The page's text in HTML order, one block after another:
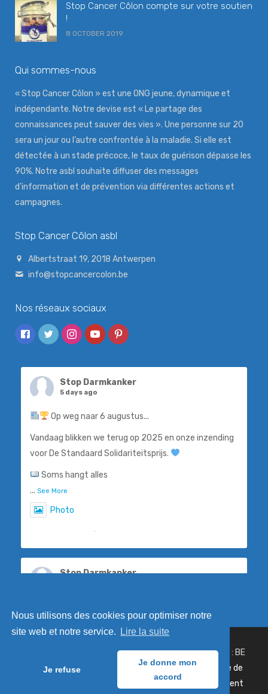
Nous utilisons des cookies pour optimiser notre
site web et notre service.
Lire la suite
Je refuse
Je donne mon
accord
Stop Cancer Côlon compte sur votre soutien
!
8 OCTOBER 2019
Qui sommes-nous
« Stop Cancer Côlon » est une ONG jeune, dynamique et
indépendante. Notre devise est « Le partage des
connaissances peut sauver des vies ». Une personne sur 20
sera un jour ou l’autre confrontée à la maladie. Si elle est
détectée à un stade précoce, le taux de guérison dépasse les
90%. Notre asbl souhaite diffuser des messages
d’information et de prévention via différentes actions et
campagnes.
Stop Cancer Côlon asbl
Albertstraat 19, 2018 Antwerpen
info@stopcancercolon.be
Nos réseaux sociaux
Stop Darmkanker
5 days ago
Op weg naar 6 augustus...
Vandaag blikken we terug op 2025 en onze inzending
voor De Standaard Solidariteitsprijs.
Soms hangt alles
... See More
Photo
·
Stop Darmkanker
geen ander hoe belangrijk vroegtijdige opsporing is.
Dankzij een eenvoudige preventiev
Photo
© 2019 Stop Cancer Côlon asbl - Numéro d'entreprise : BE
0847 289 456 - ING BE67 3631 0165 1087 - Politique de
Avertissement